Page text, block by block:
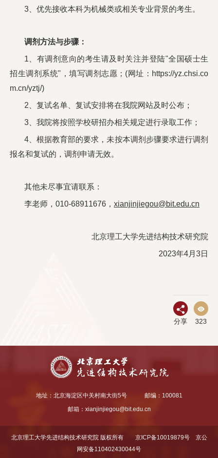
3、优先接收本科为机械类或相关专业背景的考生。
调剂方法与步骤：
1、有调剂意向的考生请及时关注并登陆"全国硕士生
招生调剂系统"，填写调剂志愿；(网址： https://yz.chsi.co
m.cn/yztj/)
2、复试名单、复试安排将在我院网站及时公布；
3、我院将按照学校研招办相关规定进行录取工作；
4、根据教育部的要求，未按本调剂步骤要求进行调剂
报名和复试的，调剂申请无效。
其他未尽事宜请联系：
李老师，010-68911676， xianjinjiegou@bit.edu.cn
北京理工大学先进结构技术研究院
2023年4月3日
分享 323
地址：北京海淀区中关村南大街5号
邮编：100081
邮箱： xianjinjiegou@bit.edu.cn
北京理工大学先进结构技术研究院 版权所有 京ICP备10019879号
京公
网安备110402430044号